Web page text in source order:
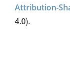
Attribution-
4.0).